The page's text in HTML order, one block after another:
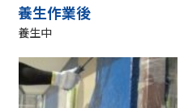
養生作業後
養生中